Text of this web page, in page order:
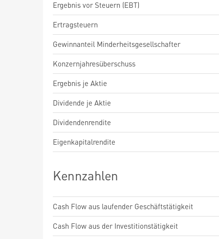
Ergebnis vor Steuern (EBT)
Ertragsteuern
Gewinnanteil Minderheitsgesellschafter
Konzernjahresüberschuss
Ergebnis je Aktie
Dividende je Aktie
Dividendenrendite
Eigenkapitalrendite
Kennzahlen
Cash Flow aus laufender Geschäftstätigkeit
Cash Flow aus der Investitionstätigkeit